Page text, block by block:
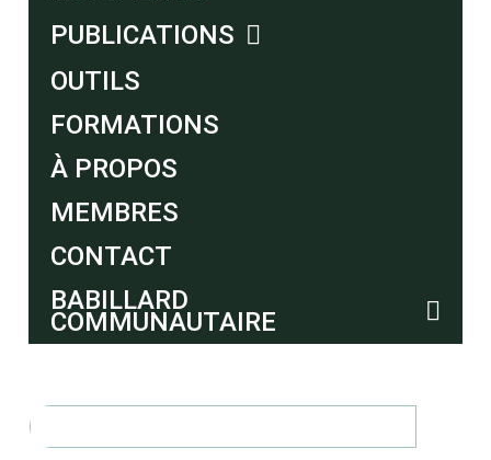
PUBLICATIONS
OUTILS
FORMATIONS
À PROPOS
MEMBRES
CONTACT
BABILLARD
COMMUNAUTAIRE